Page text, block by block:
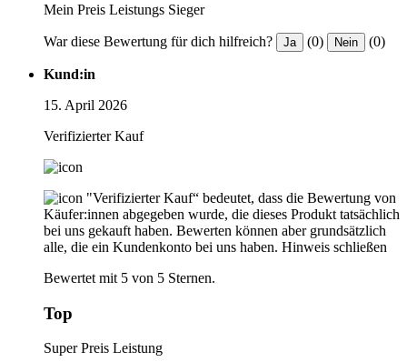
Mein Preis Leistungs Sieger
War diese Bewertung für dich hilfreich? Ja (0) Nein (0)
Kund:in
15. April 2026
Verifizierter Kauf
"Verifizierter Kauf“ bedeutet, dass die Bewertung von
Käufer:innen abgegeben wurde, die dieses Produkt tatsächlich
bei uns gekauft haben. Bewerten können aber grundsätzlich
alle, die ein Kundenkonto bei uns haben. Hinweis schließen
Bewertet mit 5 von 5 Sternen.
Top
Super Preis Leistung